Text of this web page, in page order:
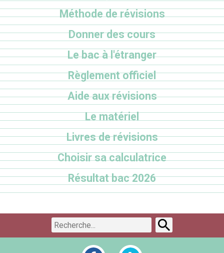
Méthode de révisions
Donner des cours
Le bac à l'étranger
Règlement officiel
Aide aux révisions
Le matériel
Livres de révisions
Choisir sa calculatrice
Résultat bac 2026